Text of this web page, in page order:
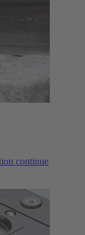
votre
continue